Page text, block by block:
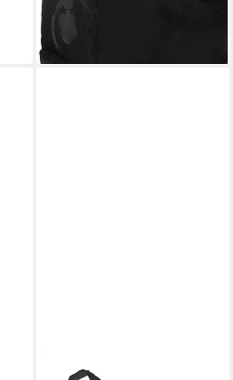
lieferbar - in 2-3 Werktagen bei dir